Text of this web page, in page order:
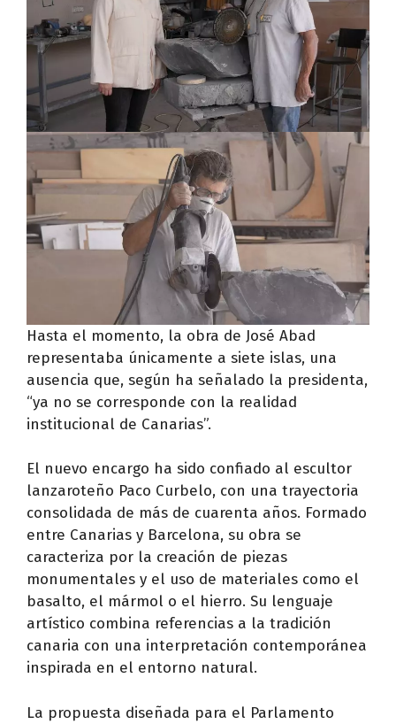
Hasta el momento, la obra de José Abad
representaba únicamente a siete islas, una
ausencia que, según ha señalado la presidenta,
“ya no se corresponde con la realidad
institucional de Canarias”.
El nuevo encargo ha sido confiado al escultor
lanzaroteño Paco Curbelo, con una trayectoria
consolidada de más de cuarenta años. Formado
entre Canarias y Barcelona, su obra se
caracteriza por la creación de piezas
monumentales y el uso de materiales como el
basalto, el mármol o el hierro. Su lenguaje
artístico combina referencias a la tradición
canaria con una interpretación contemporánea
inspirada en el entorno natural.
La propuesta diseñada para el Parlamento